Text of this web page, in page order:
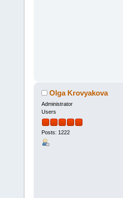
Olga Krovyakova
Administrator
Users
Posts: 1222